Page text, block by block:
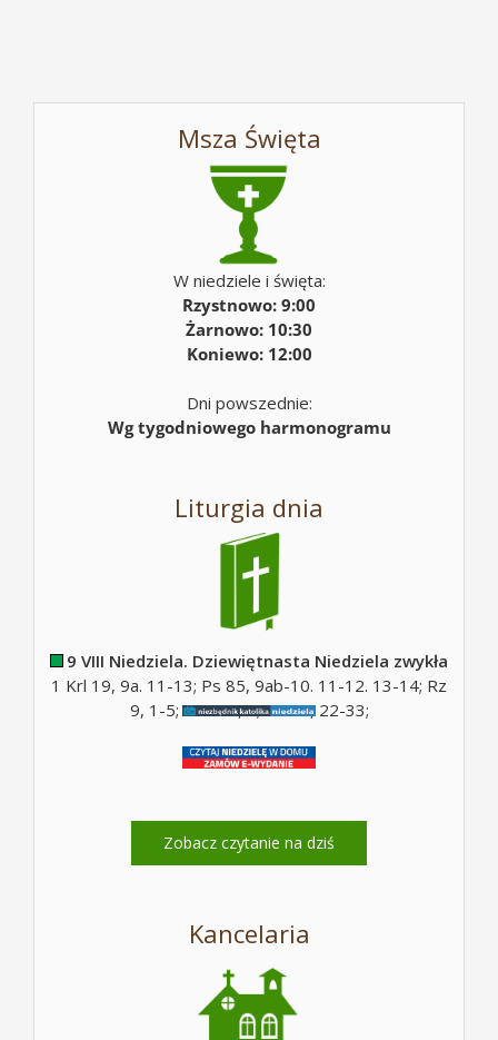
Msza Święta
W niedziele i święta:
Rzystnowo: 9:00
Żarnowo: 10:30
Koniewo: 12:00
Dni powszednie:
Wg tygodniowego harmonogramu
Liturgia dnia
9 VIII Niedziela. Dziewiętnasta Niedziela zwykła
1 Krl 19, 9a. 11-13; Ps 85, 9ab-10. 11-12. 13-14; Rz
9, 1-5; Ps 130, 5; Mt 14, 22-33;
Zobacz czytanie na dziś
Kancelaria